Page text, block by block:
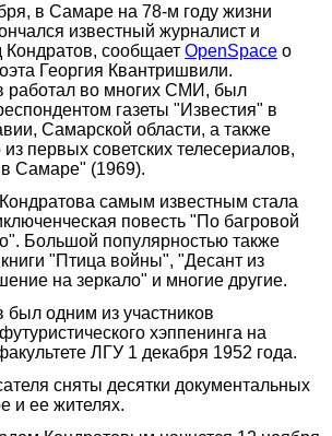
в Самаре на 78-м году жизни
известный журналист и
Кондратов, сообщает OpenSpace о
Георгия Квантришвили.
работал во многих СМИ, был
газеты "Известия" в
Самарской области, а также
первых советских телесериалов,
Самаре" (1969).
самым известным стала
повесть "По багровой
Большой популярностью также
"Птица войны", "Десант из
на зеркало" и многие другие.
был одним из участников
хэппенинга на
ЛГУ 1 декабря 1952 года.
сняты десятки документальных
и ее жителях.